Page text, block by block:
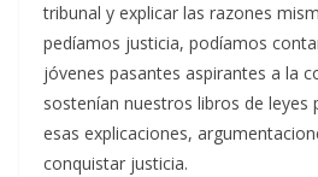
tribunal y explicar las razones
pedíamos justicia, podíamos
jóvenes pasantes aspirantes a la
sostenían nuestros libros de leyes
esas explicaciones,
conquistar justicia.